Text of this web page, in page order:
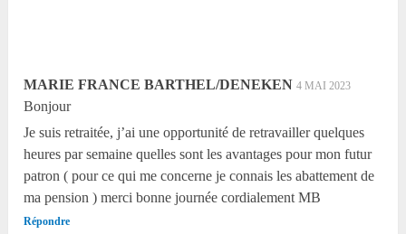
MARIE FRANCE BARTHEL/DENEKEN 4 MAI 2023
Bonjour
Je suis retraitée, j’ai une opportunité de retravailler quelques
heures par semaine quelles sont les avantages pour mon futur
patron ( pour ce qui me concerne je connais les abattement de
ma pension ) merci bonne journée cordialement MB
Répondre